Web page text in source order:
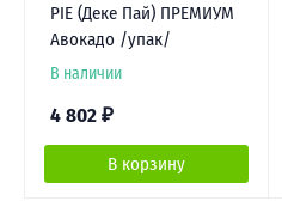
PIE (Деке Пай) ПРЕМИУМ
Авокадо /упак/
В наличии
4 802 ₽
В корзину